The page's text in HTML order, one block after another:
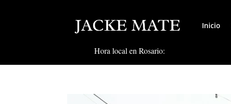
Inicio
Hora local en Rosario: